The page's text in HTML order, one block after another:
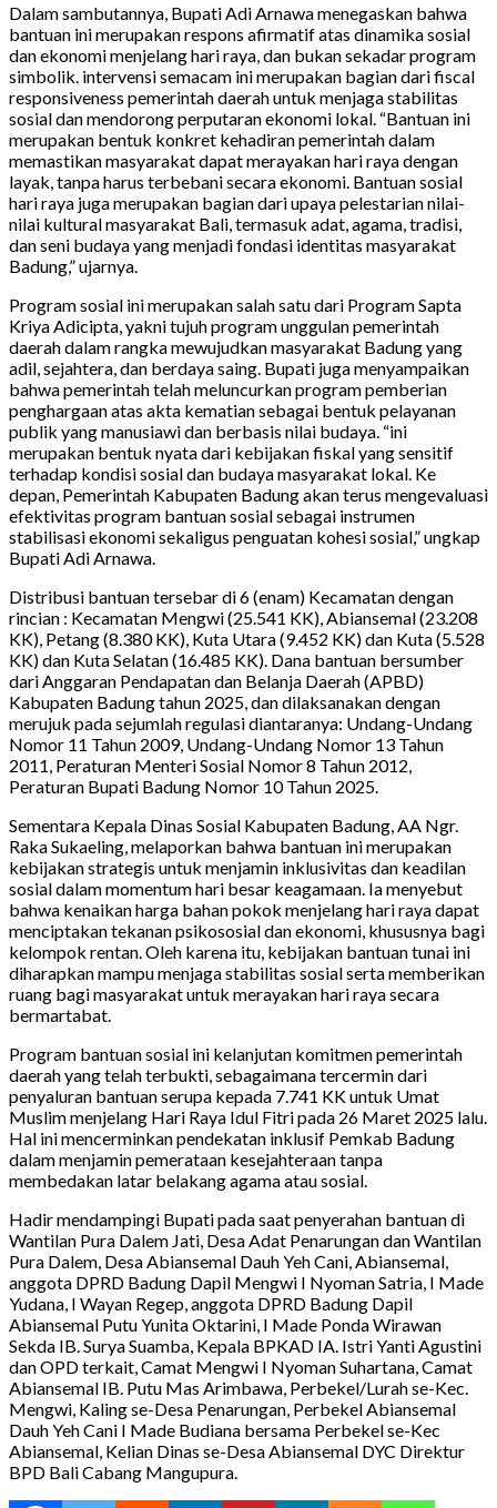
Dalam sambutannya, Bupati Adi Arnawa menegaskan bahwa
bantuan ini merupakan respons afirmatif atas dinamika sosial
dan ekonomi menjelang hari raya, dan bukan sekadar program
simbolik. intervensi semacam ini merupakan bagian dari fiscal
responsiveness pemerintah daerah untuk menjaga stabilitas
sosial dan mendorong perputaran ekonomi lokal. “Bantuan ini
merupakan bentuk konkret kehadiran pemerintah dalam
memastikan masyarakat dapat merayakan hari raya dengan
layak, tanpa harus terbebani secara ekonomi. Bantuan sosial
hari raya juga merupakan bagian dari upaya pelestarian nilai-
nilai kultural masyarakat Bali, termasuk adat, agama, tradisi,
dan seni budaya yang menjadi fondasi identitas masyarakat
Badung,” ujarnya.
Program sosial ini merupakan salah satu dari Program Sapta
Kriya Adicipta, yakni tujuh program unggulan pemerintah
daerah dalam rangka mewujudkan masyarakat Badung yang
adil, sejahtera, dan berdaya saing. Bupati juga menyampaikan
bahwa pemerintah telah meluncurkan program pemberian
penghargaan atas akta kematian sebagai bentuk pelayanan
publik yang manusiawi dan berbasis nilai budaya. “ini
merupakan bentuk nyata dari kebijakan fiskal yang sensitif
terhadap kondisi sosial dan budaya masyarakat lokal. Ke
depan, Pemerintah Kabupaten Badung akan terus mengevaluasi
efektivitas program bantuan sosial sebagai instrumen
stabilisasi ekonomi sekaligus penguatan kohesi sosial,” ungkap
Bupati Adi Arnawa.
Distribusi bantuan tersebar di 6 (enam) Kecamatan dengan
rincian : Kecamatan Mengwi (25.541 KK), Abiansemal (23.208
KK), Petang (8.380 KK), Kuta Utara (9.452 KK) dan Kuta (5.528
KK) dan Kuta Selatan (16.485 KK). Dana bantuan bersumber
dari Anggaran Pendapatan dan Belanja Daerah (APBD)
Kabupaten Badung tahun 2025, dan dilaksanakan dengan
merujuk pada sejumlah regulasi diantaranya: Undang-Undang
Nomor 11 Tahun 2009, Undang-Undang Nomor 13 Tahun
2011, Peraturan Menteri Sosial Nomor 8 Tahun 2012,
Peraturan Bupati Badung Nomor 10 Tahun 2025.
Sementara Kepala Dinas Sosial Kabupaten Badung, AA Ngr.
Raka Sukaeling, melaporkan bahwa bantuan ini merupakan
kebijakan strategis untuk menjamin inklusivitas dan keadilan
sosial dalam momentum hari besar keagamaan. Ia menyebut
bahwa kenaikan harga bahan pokok menjelang hari raya dapat
menciptakan tekanan psikososial dan ekonomi, khususnya bagi
kelompok rentan. Oleh karena itu, kebijakan bantuan tunai ini
diharapkan mampu menjaga stabilitas sosial serta memberikan
ruang bagi masyarakat untuk merayakan hari raya secara
bermartabat.
Program bantuan sosial ini kelanjutan komitmen pemerintah
daerah yang telah terbukti, sebagaimana tercermin dari
penyaluran bantuan serupa kepada 7.741 KK untuk Umat
Muslim menjelang Hari Raya Idul Fitri pada 26 Maret 2025 lalu.
Hal ini mencerminkan pendekatan inklusif Pemkab Badung
dalam menjamin pemerataan kesejahteraan tanpa
membedakan latar belakang agama atau sosial.
Hadir mendampingi Bupati pada saat penyerahan bantuan di
Wantilan Pura Dalem Jati, Desa Adat Penarungan dan Wantilan
Pura Dalem, Desa Abiansemal Dauh Yeh Cani, Abiansemal,
anggota DPRD Badung Dapil Mengwi I Nyoman Satria, I Made
Yudana, I Wayan Regep, anggota DPRD Badung Dapil
Abiansemal Putu Yunita Oktarini, I Made Ponda Wirawan
Sekda IB. Surya Suamba, Kepala BPKAD IA. Istri Yanti Agustini
dan OPD terkait, Camat Mengwi I Nyoman Suhartana, Camat
Abiansemal IB. Putu Mas Arimbawa, Perbekel/Lurah se-Kec.
Mengwi, Kaling se-Desa Penarungan, Perbekel Abiansemal
Dauh Yeh Cani I Made Budiana bersama Perbekel se-Kec
Abiansemal, Kelian Dinas se-Desa Abiansemal DYC Direktur
BPD Bali Cabang Mangupura.